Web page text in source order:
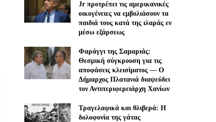
Jr προτρέπει τις αμερικανικές
οικογένειες να εμβολιάσουν τα
παιδιά τους κατά της ιλαράς εν
μέσω εξάρσεως
Φαράγγι της Σαμαριάς:
Θεσμική σύγκρουση για τις
αποφάσεις κλεισίματος — Ο
Δήμαρχος Πλατανιά διαψεύδει
τον Αντιπεριφερειάρχη Χανίων
Τραγελαφικά και θλιβερά: Η
δολοφονία της γάτας